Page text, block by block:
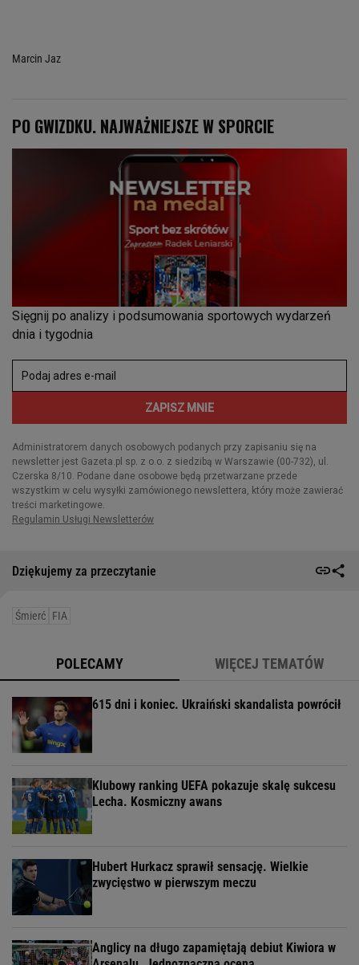
Marcin Jaz
Dziękujemy za przeczytanie
Śmierć FIA
POLECAMY WIĘCEJ TEMATÓW
615 dni i koniec. Ukraiński skandalista powrócił
Klubowy ranking UEFA pokazuje skalę sukcesu
Lecha. Kosmiczny awans
Hubert Hurkacz sprawił sensację. Wielkie
zwycięstwo w pierwszym meczu
Anglicy na długo zapamiętają debiut Kiwiora w